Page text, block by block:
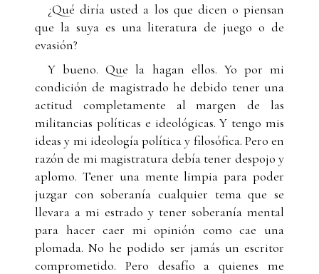
¿Qué diría usted a los que dicen o piensan
que la suya es una literatura de juego o de
evasión?
Y bueno. Que la hagan ellos. Yo por mi
condición de magistrado he debido tener una
actitud completamente al margen de las
militancias políticas e ideológicas. Y tengo mis
ideas y mi ideología política y filosófica. Pero en
razón de mi magistratura debía tener despojo y
aplomo. Tener una mente limpia para poder
juzgar con soberanía cualquier tema que se
llevara a mi estrado y tener soberanía mental
para hacer caer mi opinión como cae una
plomada. No he podido ser jamás un escritor
comprometido. Pero desafío a quienes me